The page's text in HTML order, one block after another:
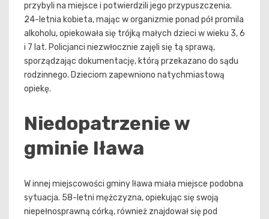
przybyli na miejsce i potwierdzili jego przypuszczenia.
24-letnia kobieta, mając w organizmie ponad pół promila
alkoholu, opiekowała się trójką małych dzieci w wieku 3, 6
i 7 lat. Policjanci niezwłocznie zajęli się tą sprawą,
sporządzając dokumentację, którą przekazano do sądu
rodzinnego. Dzieciom zapewniono natychmiastową
opiekę.
Niedopatrzenie w
gminie Iława
W innej miejscowości gminy Iława miała miejsce podobna
sytuacja. 58-letni mężczyzna, opiekując się swoją
niepełnosprawną córką, również znajdował się pod